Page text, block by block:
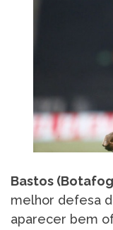
Bastos
melhor defesa
aparecer bem